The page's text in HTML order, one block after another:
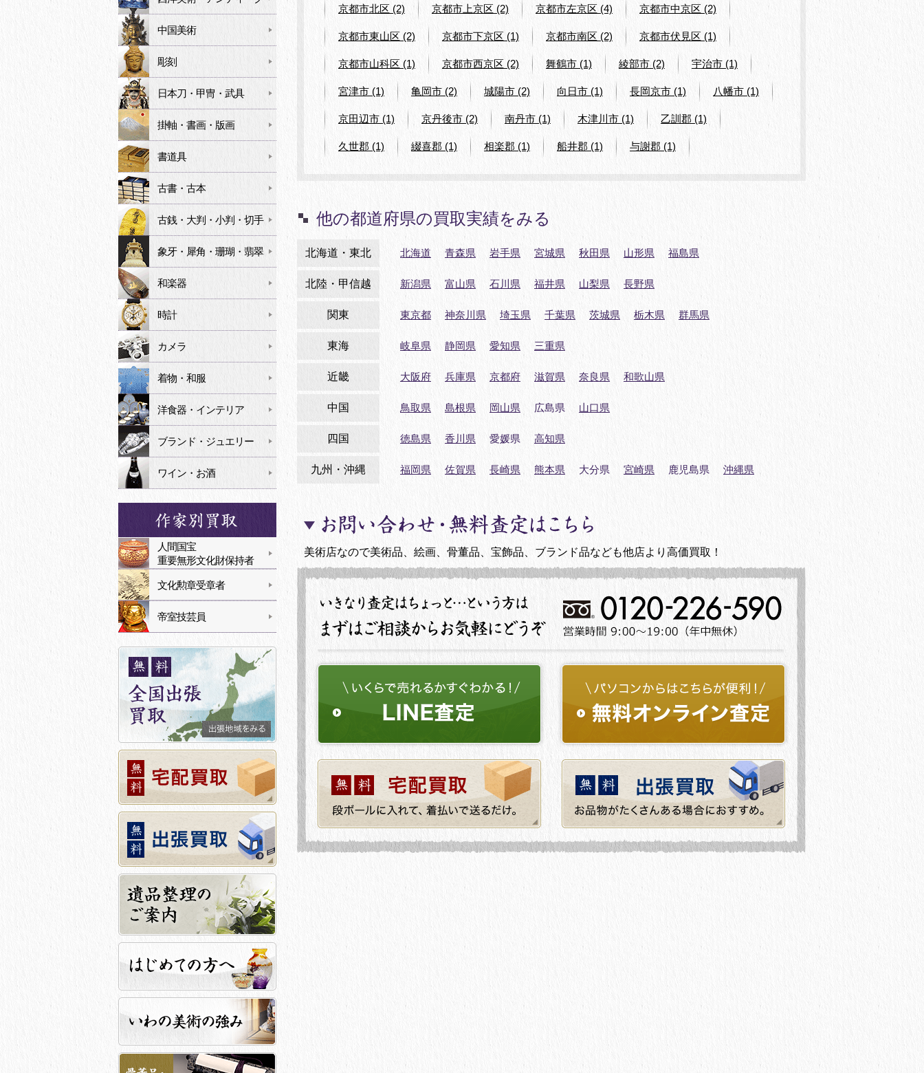
京都市北区 (2) 京都市上京区 (2) 京都市左京区 (4) 京都市中京区 (2)
京都市東山区 (2) 京都市下京区 (1) 京都市南区 (2) 京都市伏見区 (1)
京都市山科区 (1) 京都市西京区 (2) 舞鶴市 (1) 綾部市 (2) 宇治市 (1)
宮津市 (1) 亀岡市 (2) 城陽市 (2) 向日市 (1) 長岡京市 (1) 八幡市 (1)
京田辺市 (1) 京丹後市 (2) 南丹市 (1) 木津川市 (1) 乙訓郡 (1)
久世郡 (1) 綴喜郡 (1) 相楽郡 (1) 船井郡 (1) 与謝郡 (1)
他の都道府県の買取実績をみる
北海道・東北 北海道 青森県 岩手県 宮城県 秋田県 山形県 福島県
北陸・甲信越 新潟県 富山県 石川県 福井県 山梨県 長野県
関東 東京都 神奈川県 埼玉県 千葉県 茨城県 栃木県 群馬県
東海 岐阜県 静岡県 愛知県 三重県
近畿 大阪府 兵庫県 京都府 滋賀県 奈良県 和歌山県
中国 鳥取県 島根県 岡山県 広島県 山口県
四国 徳島県 香川県 愛媛県 高知県
九州・沖縄 福岡県 佐賀県 長崎県 熊本県 大分県 宮崎県 鹿児島県 沖縄県
美術店なので美術品、絵画、骨董品、宝飾品、ブランド品なども他店より高価買取！
中国美術
彫刻
日本刀・甲冑・武具
掛軸・書画・版画
書道具
古書・古本
古銭・大判・小判・切手
象牙・犀角・珊瑚・翡翠
和楽器
時計
カメラ
着物・和服
洋食器・インテリア
ブランド・ジュエリー
ワイン・お酒
人間国宝
重要無形文化財保持者
文化勲章受章者
帝室技芸員